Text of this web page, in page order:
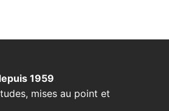
1959
mises au point et